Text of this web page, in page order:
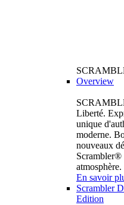
Overview
Liberté.
unique
moderne.
nouveaux
Scrambler®
atmosphère.
En savoir
Scrambler
Edition